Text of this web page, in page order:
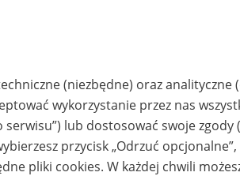
(niezbędne) oraz analityczne
wykorzystanie przez nas
serwisu”) lub dostosować swoje zgody
przycisk „Odrzuć
pliki cookies. W każdej chwili